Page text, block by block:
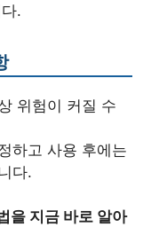
.
위험이 커질 수
하고 사용 후에는
다.
을 지금 바로 알아